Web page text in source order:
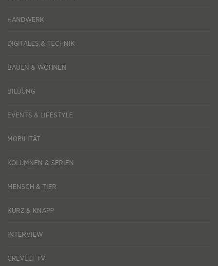
HANDWERK
DIGITALES & TECHNIK
BAUEN & WOHNEN
BILDUNG
EVENTS & LIFESTYLE
MOBILITÄT
KOLUMNEN & SERIEN
MENSCH & TIER
KURZ & KNAPP
INTERVIEW
CREVELT TV